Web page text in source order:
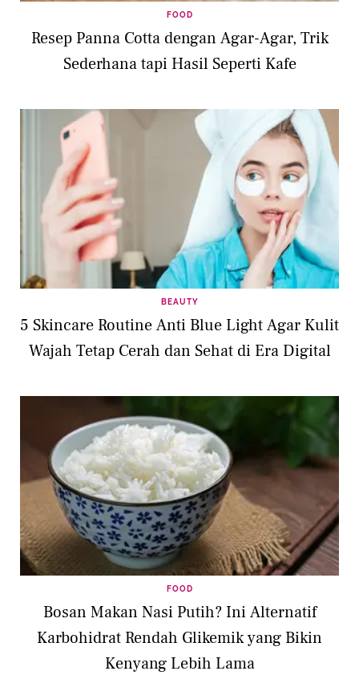
FOOD
Resep Panna Cotta dengan Agar-Agar, Trik
Sederhana tapi Hasil Seperti Kafe
BEAUTY
5 Skincare Routine Anti Blue Light Agar Kulit
Wajah Tetap Cerah dan Sehat di Era Digital
FOOD
Bosan Makan Nasi Putih? Ini Alternatif
Karbohidrat Rendah Glikemik yang Bikin
Kenyang Lebih Lama